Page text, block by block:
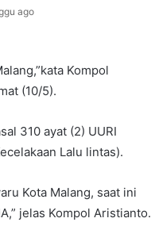
ago
Kompol
(10/5).
310 ayat (2) UURI
Lalu lintas).
Kota Malang, saat ini
jelas Kompol Aristianto.